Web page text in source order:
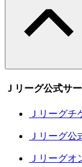
Ｊリーグ公式サ
Ｊリーグチ
Ｊリーグ公
Ｊリーグ